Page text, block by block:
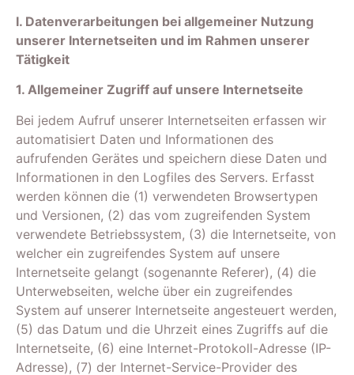
I. Datenverarbeitungen bei allgemeiner Nutzung
unserer Internetseiten und im Rahmen unserer
Tätigkeit
1. Allgemeiner Zugriff auf unsere Internetseite
Bei jedem Aufruf unserer Internetseiten erfassen wir
automatisiert Daten und Informationen des
aufrufenden Gerätes und speichern diese Daten und
Informationen in den Logfiles des Servers. Erfasst
werden können die (1) verwendeten Browsertypen
und Versionen, (2) das vom zugreifenden System
verwendete Betriebssystem, (3) die Internetseite, von
welcher ein zugreifendes System auf unsere
Internetseite gelangt (sogenannte Referer), (4) die
Unterwebseiten, welche über ein zugreifendes
System auf unserer Internetseite angesteuert werden,
(5) das Datum und die Uhrzeit eines Zugriffs auf die
Internetseite, (6) eine Internet-Protokoll-Adresse (IP-
Adresse), (7) der Internet-Service-Provider des